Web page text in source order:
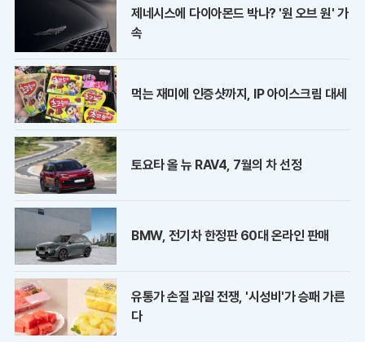
제네시스에 다이아몬드 박나? '원 오브 원' 가
속
먹는 재미에 인증샷까지, IP 아이스크림 대세
토요타 올 뉴 RAV4, 7월의 차 선정
BMW, 전기차 한정판 60대 온라인 판매
유통가 손질 과일 전쟁, '시성비'가 승패 가른
다